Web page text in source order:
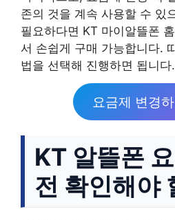
존의 것을 계속 사용할 수 있
필요하다면 KT 마이알뜰폰
서 손쉽게 구매 가능합니다.
법을 선택해 진행하면 됩니다.
요금제 변경
KT 알뜰폰
전 확인해야